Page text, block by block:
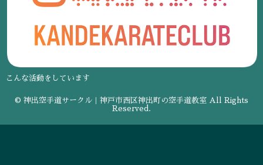
こんな活動をしています
© 神出空手道サークル｜神戸市西区神出町の空手道教室 All Rights
Reserved.